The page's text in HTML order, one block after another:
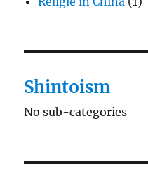
Shintoism
No sub-categories